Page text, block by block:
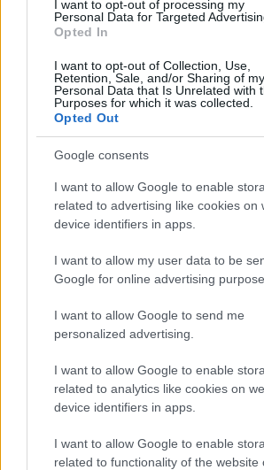
I want to opt-out of processing my
Personal Data for Targeted
Opted In
I want to opt-out of Collection, Use,
Retention, Sale, and/or Sharing of my
Personal Data that Is Unrelated with
Purposes for which it was collected.
Opted Out
Google consents
I want to allow Google to enable
related to advertising like cookies on
device identifiers in apps.
I want to allow my user data to be
Google for online advertising
I want to allow Google to send me
personalized advertising.
I want to allow Google to enable
related to analytics like cookies on
device identifiers in apps.
I want to allow Google to enable
related to functionality of the website
Tre consigli pratici: 1) seguire il
per capire l’inerzia; 2) osservare
gestisce i rimbalzi sul traffico,
difensiva; 3) ascoltare i suoni dei
che rivelano ritmo di gioco e
in una partita letta con
AUTORE
Marco Tessari
Marco Tessari, giornalista
specializzato in sport
Olimpiadi invernali e
atleti e cultura della
competenza tecnica e